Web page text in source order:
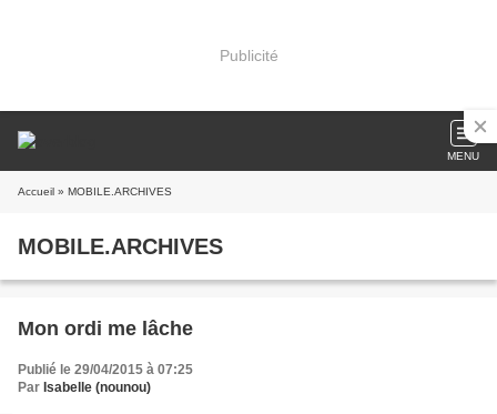
Publicité
MENU
Accueil » MOBILE.ARCHIVES
MOBILE.ARCHIVES
Mon ordi me lâche
Publié le 29/04/2015 à 07:25
Par Isabelle (nounou)